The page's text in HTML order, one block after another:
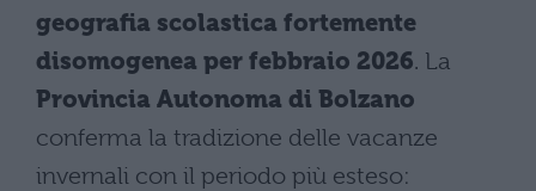
geografia scolastica fortemente
disomogenea per febbraio 2026. La
Provincia Autonoma di Bolzano
conferma la tradizione delle vacanze
invernali con il periodo più esteso: